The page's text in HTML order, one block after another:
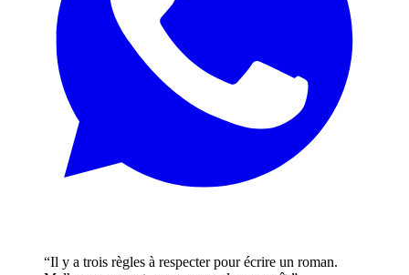
“Il y a trois règles à respecter pour écrire un roman.